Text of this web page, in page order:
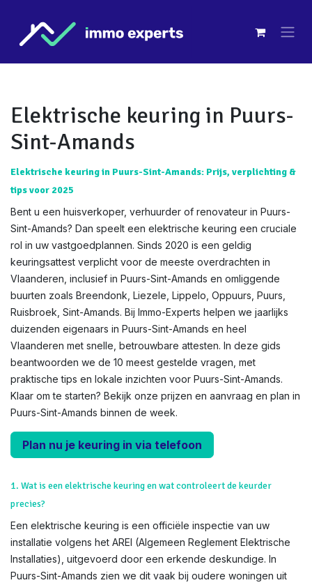
Elektrische keuring in Puurs-
Sint-Amands
Elektrische keuring in Puurs-Sint-Amands: Prijs, verplichting &
tips voor 2025
Bent u een huisverkoper, verhuurder of renovateur in Puurs-
Sint-Amands? Dan speelt een elektrische keuring een cruciale
rol in uw vastgoedplannen. Sinds 2020 is een geldig
keuringsattest verplicht voor de meeste overdrachten in
Vlaanderen, inclusief in Puurs-Sint-Amands en omliggende
buurten zoals Breendonk, Liezele, Lippelo, Oppuurs, Puurs,
Ruisbroek, Sint-Amands. Bij Immo-Experts helpen we jaarlijks
duizenden eigenaars in Puurs-Sint-Amands en heel
Vlaanderen met snelle, betrouwbare attesten. In deze gids
beantwoorden we de 10 meest gestelde vragen, met
praktische tips en lokale inzichten voor Puurs-Sint-Amands.
Klaar om te starten? Bekijk onze prijzen en aanvraag en plan in
Puurs-Sint-Amands binnen de week.
Plan nu je keuring in via telefoon
1. Wat is een elektrische keuring en wat controleert de keurder
precies?
Een elektrische keuring is een officiële inspectie van uw
installatie volgens het AREI (Algemeen Reglement Elektrische
Installaties), uitgevoerd door een erkende deskundige. In
Puurs-Sint-Amands zien we dit vaak bij oudere woningen uit